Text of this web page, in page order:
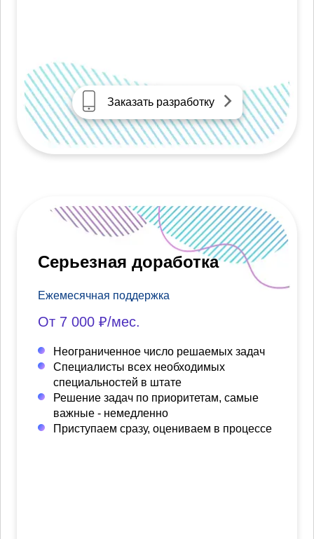
Заказать разработку
Серьезная доработка
Ежемесячная поддержка
От 7 000 ₽/мес.
Неограниченное число решаемых задач
Специалисты всех необходимых
специальностей в штате
Решение задач по приоритетам, самые
важные - немедленно
Приступаем сразу, оцениваем в процессе